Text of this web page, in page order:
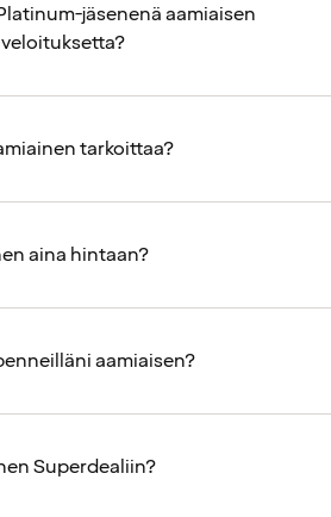
jäsenenä aamiaisen
tarkoittaa?
aina hintaan?
aamiaisen?
Superdealiin?